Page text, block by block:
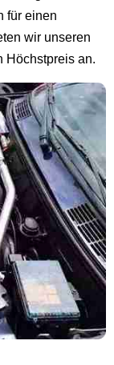
für einen
wir unseren
Höchstpreis an.